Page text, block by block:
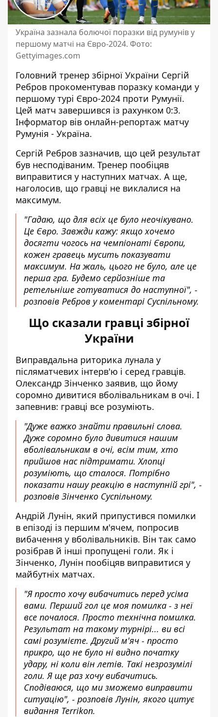
Україна зазнала болючої поразки від румунів у
першому матчі на Євро-2024. Фото:
Gettyimages.com
Головний тренер збірної України Сергій
Ребров прокоментував поразку команди у
першому турі Євро-2024 проти Румунії.
Цей матч завершився із рахунком 0:3.
Інформатор вів онлайн-репортаж матчу
Румунія - Україна.
Сергій Ребров зазначив, що цей результат
був несподіваним. Тренер пообіцяв
виправитися у наступних матчах. А ще,
наголосив, що гравці не виклалися на
максимум.
"Гадаю, що для всіх це було неочікувано.
Це Євро. Завжди кажу: якщо хочемо
досягти чогось на чемпіонаті Європи,
кожен гравець мусить показувати
максимум. На жаль, цього не було, але це
перша гра. Будемо серйозніше та
ретельніше готуватися до наступної", -
розповів Ребров у коментарі Суспільному.
Що сказали гравці збірної
України
Виправдальна риторика лунала у
післяматчевих інтерв'ю і серед гравців.
Олександр Зінченко заявив, що йому
соромно дивитися вболівальникам в очі. І
запевнив: гравці все розуміють.
"Дуже важко знайти правильні слова.
Дуже соромно було дивитися нашим
вболівальникам в очі, всім тим, хто
прийшов нас підтримати. Хлопці
розуміють, що сталося. Потрібно
показати нашу реакцію в наступній грі", -
розповів Зінченко Суспільному.
Андрій Лунін, який припустився помилки
в епізоді із першим м'ячем, попросив
вибачення у вболівальників. Він так само
розібрав й інші пропущені голи. Як і
Зінченко, Лунін пообіцяв виправитися у
майбутніх матчах.
"Я просто хочу вибачитись перед усіма
вами. Перший гол це моя помилка - з неї
все почалося. Просто технічна помилка.
Результат на такому турнірі... ви всі
самі розумієте. Другий м'яч - просто
прикро, що не було ні видно початку
удару, ні коли він летів. Такі незрозумілі
голи. Я ще раз хочу вибачитись.
Сподіваюся, що ми зможемо виправити
ситуацію", - розповів Лунін,якого цитує
видання Terrikon.